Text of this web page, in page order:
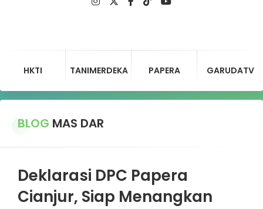
HKTI TANIMERDEKA PAPERA GARUDATV
BLOG MAS DAR
Deklarasi DPC Papera
Cianjur, Siap Menangkan